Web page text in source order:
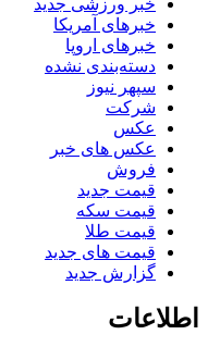
خبرهای آمریکا
خبرهای اروپا
دسته‌بندی نشده
سپهر نیوز
شرکت
عکس
عکس های خبر
فروش
قیمت جدید
قیمت سکه
قیمت طلا
قیمت های جدید
گزارش جدید
اطلاعات